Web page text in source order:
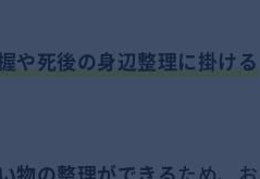
や死後の身辺整理に掛ける